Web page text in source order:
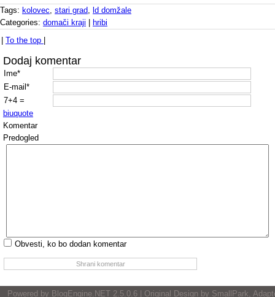
Tags: kolovec, stari grad, ld domžale
Categories: domači kraji
hribi
To the top
Dodaj komentar
Ime*
E-mail*
7+4 =
biuquote
Komentar
Predogled
Obvesti, ko bo dodan komentar
Powered by BlogEngine.NET 2.5.0.6 | Original Design by SmallPark,